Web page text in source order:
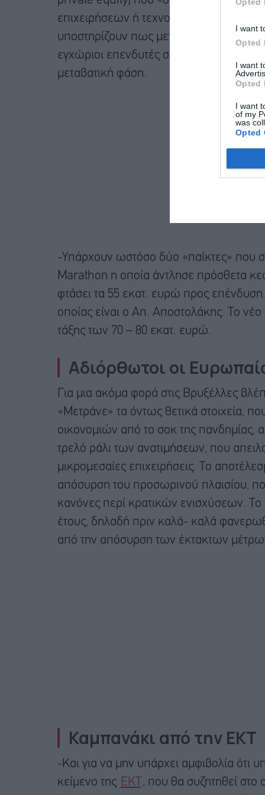
I want
Opted
I want
Opted
I want
of my
was
Opted
επιχειρήσεων ή τεχνοβλαστών από
υποστηρίζουν πως μετά την εξάντληση
εγχώριοι επενδυτές σε καινοτόμες
μεταβατική φάση.
-Υπάρχουν ωστόσο δύο «παίκτες» που
Marathon η οποία άντλησε πρόσθετα
φτάσει τα 55 εκατ. ευρώ προς
οποίας είναι ο Απ. Αποστολάκης. Το νέο
τάξης των 70 – 80 εκατ. ευρώ.
Αδιόρθωτοι οι
Για μια ακόμα φορά στις Βρυξέλλες
«Μετράνε» τα όντως θετικά στοιχεία,
οικονομιών από το σοκ της πανδημίας,
τρελό ράλι των ανατιμήσεων, που
μικρομεσαίες επιχειρήσεις. Το
απόσυρση του προσωρινού πλαισίου,
κανόνες περί κρατικών ενισχύσεων. Το
έτους, δηλαδή πριν καλά- καλά
από την απόσυρση των έκτακτων
Καμπανάκι από την ΕΚΤ
-Και για να μην υπάρχει αμφιβολία ότι
κείμενο της ΕΚΤ
, που θα συζητηθεί στο